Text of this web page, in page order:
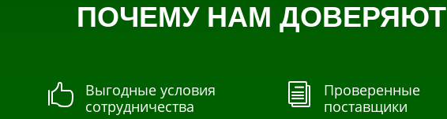
ПОЧЕМУ НАМ ДОВЕРЯЮТ

Выгодные условия
сотрудничества
i
Проверенные
поставщики